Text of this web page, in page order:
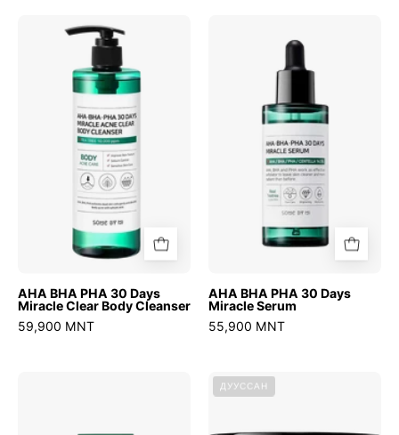
AHA
BHA
PHA
30
Days
Miracle
Clear
Body
Cleanser
AHA BHA PHA 30 Days
Miracle Clear Body Cleanser
59,900 MNT
BHA
PHA
Days
Miracle
Serum
AHA BHA PHA 30 Days
Miracle Serum
55,900 MNT
ДУУССАН